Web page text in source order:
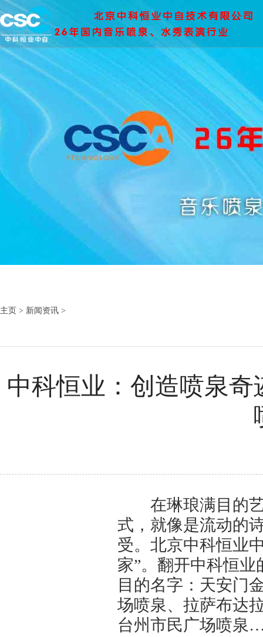
主页 > 新闻资讯 >
中科恒业：创造喷泉
在琳琅满目的艺
式，就像是流动的
受。北京中科恒业
家”。翻开中科恒
目的名字：天安门
场喷泉、拉萨布达
台州市民广场喷泉